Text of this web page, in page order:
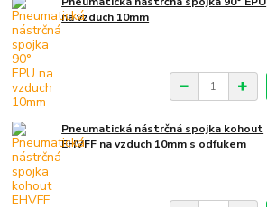
na vzduch 10mm
Pneumatická nástrčná spojka kohout
EHVFF na vzduch 10mm s odfukem